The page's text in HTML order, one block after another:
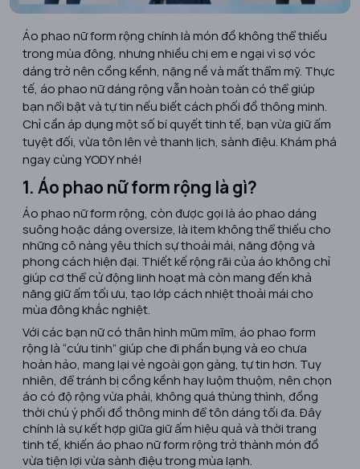
Áo phao nữ form rộng chính là món đồ không thể thiếu
trong mùa đông, nhưng nhiều chị em e ngại vì sợ vóc
dáng trở nên cồng kềnh, nặng nề và mất thẩm mỹ. Thực
tế, áo phao nữ dáng rộng vẫn hoàn toàn có thể giúp
bạn nổi bật và tự tin nếu biết cách phối đồ thông minh.
Chỉ cần áp dụng một số bí quyết tinh tế, bạn vừa giữ ấm
tuyệt đối, vừa tôn lên vẻ thanh lịch, sành điệu. Khám phá
ngay cùng YODY nhé!
1. Áo phao nữ form rộng là gì?
Áo phao nữ form rộng, còn được gọi là áo phao dáng
suông hoặc dáng oversize, là item không thể thiếu cho
những cô nàng yêu thích sự thoải mái, năng động và
phong cách hiện đại. Thiết kế rộng rãi của áo không chỉ
giúp cơ thể cử động linh hoạt mà còn mang đến khả
năng giữ ấm tối ưu, tạo lớp cách nhiệt thoải mái cho
mùa đông khắc nghiệt.
Với các bạn nữ có thân hình mũm mĩm, áo phao form
rộng là “cứu tinh” giúp che đi phần bụng và eo chưa
hoàn hảo, mang lại vẻ ngoài gọn gàng, tự tin hơn. Tuy
nhiên, để tránh bị cồng kềnh hay luộm thuộm, nên chọn
áo có độ rộng vừa phải, không quá thùng thình, đồng
thời chú ý phối đồ thông minh để tôn dáng tối đa. Đây
chính là sự kết hợp giữa giữ ấm hiệu quả và thời trang
tinh tế, khiến áo phao nữ form rộng trở thành món đồ
vừa tiện lợi vừa sành điệu trong mùa lạnh.